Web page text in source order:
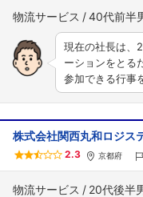
物流サービス 40代前半
現在の社長は、
ーションをとる
参加できる行事
株式会社関西丸和ロジス
2.3 京都府
物流サービス 20代後半